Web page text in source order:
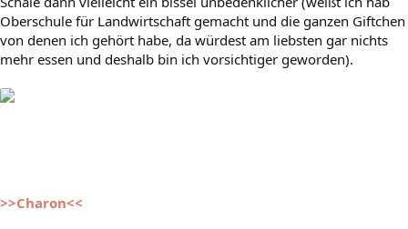
Oberschule für Landwirtschaft gemacht und die ganzen Giftchen
von denen ich gehört habe, da würdest am liebsten gar nichts
mehr essen und deshalb bin ich vorsichtiger geworden).
>>Charon<<